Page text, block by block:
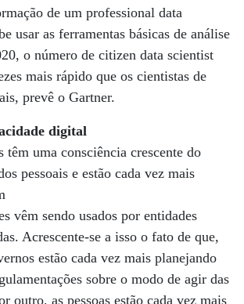
de um professional data
usar as ferramentas básicas de análise
o número de citizen data scientist
mais rápido que os cientistas de
prevê o Gartner.
digital
têm uma consciência crescente do
pessoais e estão cada vez mais
vêm sendo usados ​​por entidades
Acrescente-se a isso o fato de que,
estão cada vez mais planejando
sobre o modo de agir das
outro, as pessoas estão cada vez mais